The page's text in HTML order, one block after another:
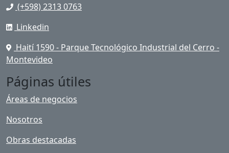
(+598) 2313 0763
Linkedin
Haití 1590 - Parque Tecnológico Industrial del Cerro -
Montevideo
Páginas útiles
Áreas de negocios
Nosotros
Obras destacadas